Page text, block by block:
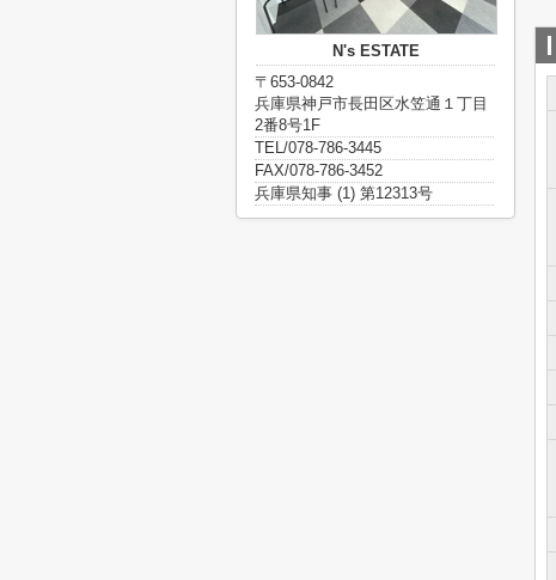
N's ESTATE
〒653-0842
兵庫県神戸市長田区水笠通１丁目
2番8号1F
TEL/078-786-3445
FAX/078-786-3452
兵庫県知事 (1) 第12313号